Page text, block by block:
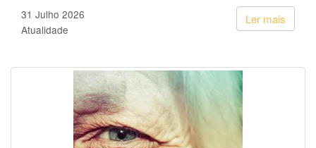
Ler mais
31 Julho 2026
Atualidade